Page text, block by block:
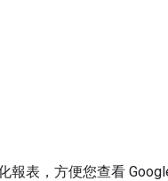
報表，方便您查看